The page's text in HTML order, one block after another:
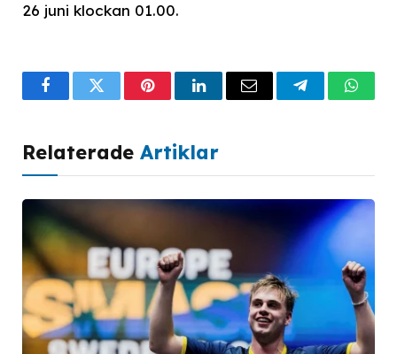
26 juni klockan 01.00.
FacebookTwitterPinterestLinkedInEmail Telegram
Relaterade Artiklar